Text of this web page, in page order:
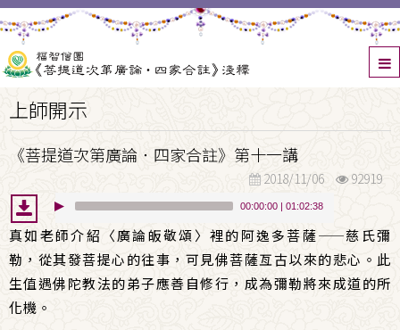
上師開示
《菩提道次第廣論．四家合註》第十一講
2018/11/06 92919
00:00:00 | 01:02:38
真如老師介紹〈廣論皈敬頌〉裡的阿逸多菩薩——慈氏彌
勒，從其發菩提心的往事，可見佛菩薩亙古以來的悲心。此
生值遇佛陀教法的弟子應善自修行，成為彌勒將來成道的所
化機。